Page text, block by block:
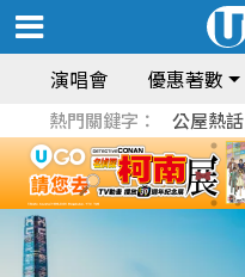
演唱會 優惠著數
熱門關鍵字： 公屋熱話